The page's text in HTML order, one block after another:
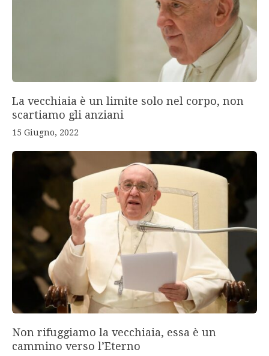
La vecchiaia è un limite solo nel corpo, non
scartiamo gli anziani
15 Giugno, 2022
Non rifuggiamo la vecchiaia, essa è un
cammino verso l’Eterno